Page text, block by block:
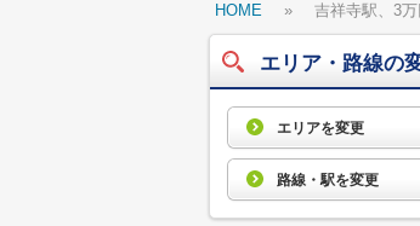
HOME » 吉祥寺駅、3
エリア・路線の
エリアを変更
路線・駅を変更